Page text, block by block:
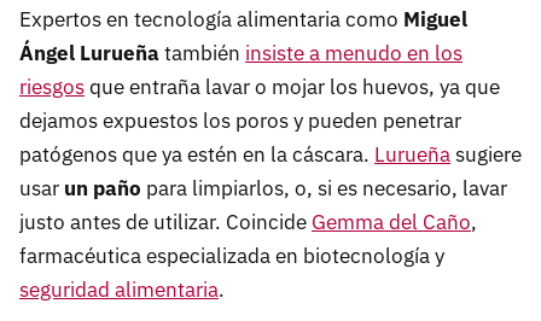
Expertos en tecnología alimentaria como Miguel
Ángel Lurueñatambién insiste a menudo en los
riesgosque entraña lavar o mojar los huevos, ya que
dejamos expuestos los poros y pueden penetrar
patógenos que ya estén en la cáscara. Lurueñasugiere
usar un paño para limpiarlos, o, si es necesario, lavar
justo antes de utilizar. Coincide Gemma del Caño,
farmacéutica especializada en biotecnología y
seguridad alimentaria.